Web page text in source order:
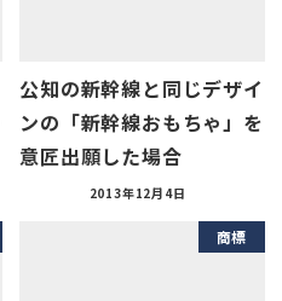
公知の新幹線と同じデザイ
ンの「新幹線おもちゃ」を
意匠出願した場合
2013年12月4日
商標